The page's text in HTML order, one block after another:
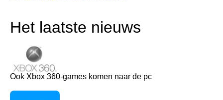
Het laatste nieuws
Ook Xbox 360-games komen naar de pc